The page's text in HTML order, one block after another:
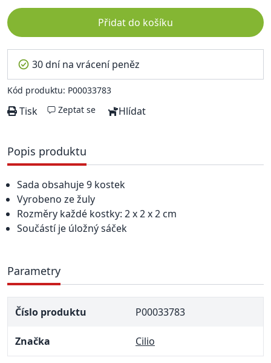
Přidat do košíku
30 dní na vrácení peněz
Kód produktu: P00033783
Tisk Zeptat se Hlídat
Popis produktu
Sada obsahuje 9 kostek
Vyrobeno ze žuly
Rozměry každé kostky: 2 x 2 x 2 cm
Součástí je úložný sáček
Parametry
Číslo produktu P00033783
Značka Cilio